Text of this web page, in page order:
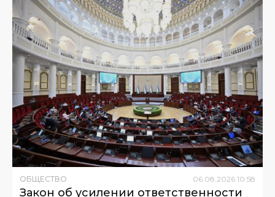
ОБЩЕСТВО 06 08 2026 10:58
Закон об усилении ответственности